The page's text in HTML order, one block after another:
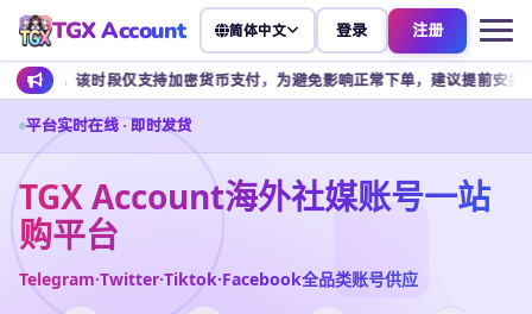
TGX Account 简体中文 登录 注册
仅支持加密货币支付，为避免影响正常下单，建议提前安排余额充值。
平台实时在线 · 即时发货
TGX Account海外社媒账号一站
购平台
Telegram·Twitter·Tiktok·Facebook全品类账号供应